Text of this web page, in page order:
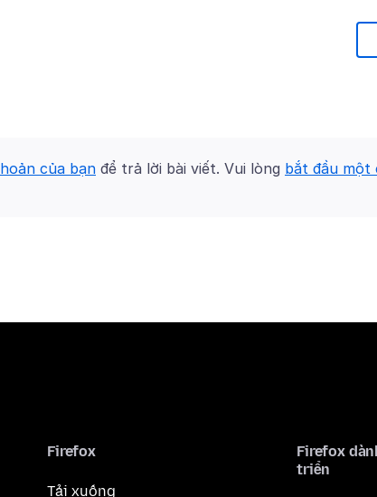
của bạn để trả lời bài viết. Vui lòng bắt đầu một
Firefox
Tải xuống
Firefox
triển